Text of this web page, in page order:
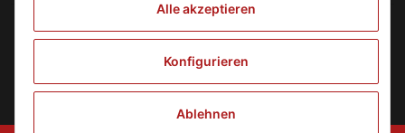
Vertrag widerrufen
Alle akzeptieren
Konfigurieren
Ablehnen